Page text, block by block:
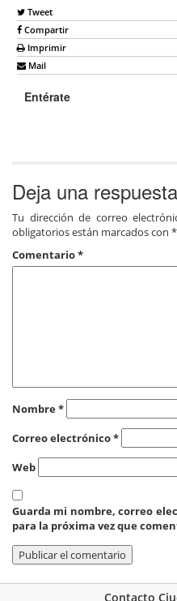
Tweet
Compartir
Imprimir
Mail
Entérate
Deja una respuesta
Tu dirección de correo
obligatorios están marcados con *
Comentario*
Nombre*
Correo electrónico*
Web
Guarda mi nombre, correo
para la próxima vez que
Contacto